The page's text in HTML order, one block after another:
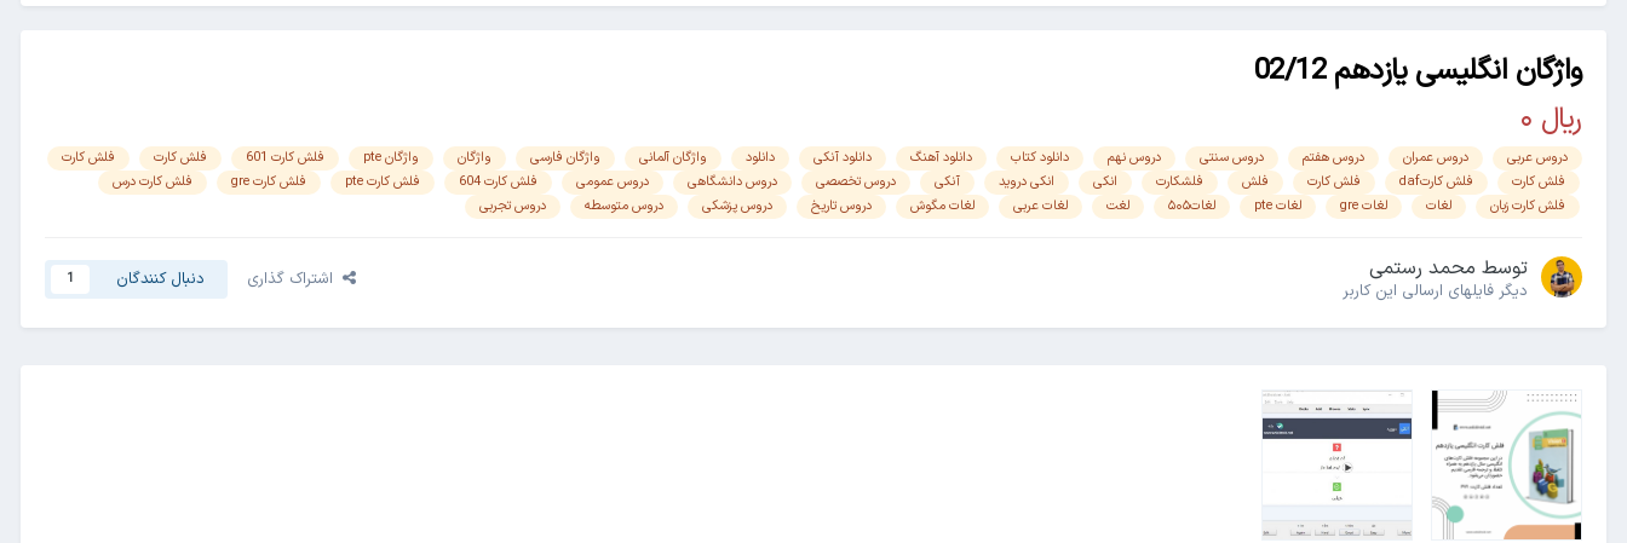
واژگان انگلیسی یازدهم 02/12
دروس عربی دروس عمران دروس هفتم دروس سنتی دروس نهم دانلود کتاب دانلود آهنگ دانلود آنکی دانلود واژگان آلمانی واژگان فارسی واژگان واژگان pte فلش کارت 601 فلش کارت
فلش کارت
فلش کارت
فلش کارتdaf فلش کارت فلش فلشکارت انکی انکی دروید آنکی دروس تخصصی دروس دانشگاهی دروس عمومی فلش کارت 604 فلش کارت pte فلش کارت gre
فلش کارت درس
فلش کارت زبان
لغات لغات gre لغات pte لغات۵۰۵ لغت لغات عربی لغات مگوش دروس تاریخ دروس پزشکی دروس متوسطه دروس تجربی
توسط محمد رستمی
دیگر فایل‎های ارسالی این کاربر اشتراک گذاری دنبال کنندگان 1